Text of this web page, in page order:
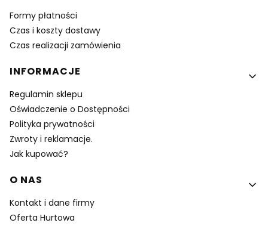
Formy płatności
Czas i koszty dostawy
Czas realizacji zamówienia
INFORMACJE
Regulamin sklepu
Oświadczenie o Dostępności
Polityka prywatności
Zwroty i reklamacje.
Jak kupować?
O NAS
Kontakt i dane firmy
Oferta Hurtowa